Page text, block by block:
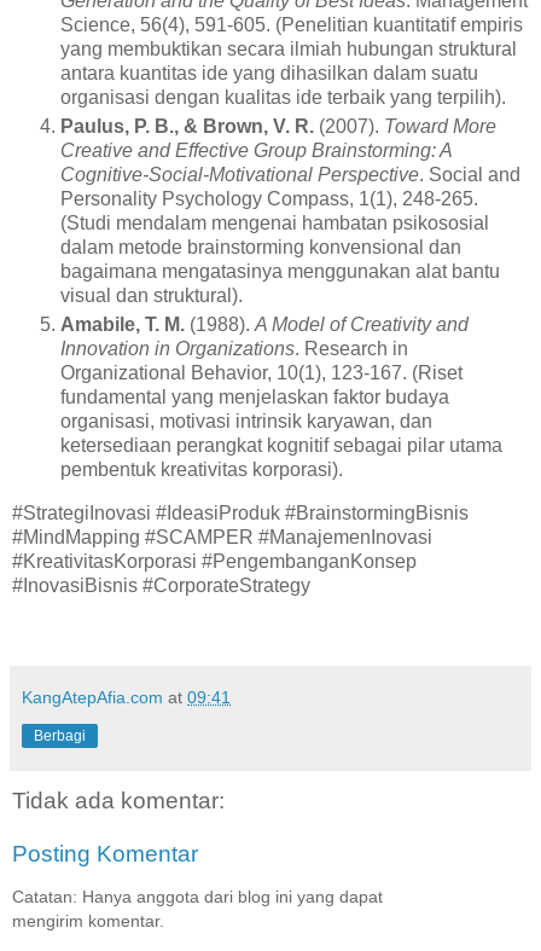
Science, 56(4), 591-605. (Penelitian kuantitatif empiris
yang membuktikan secara ilmiah hubungan struktural
antara kuantitas ide yang dihasilkan dalam suatu
organisasi dengan kualitas ide terbaik yang terpilih).
Paulus, P. B., & Brown, V. R. (2007). Toward More
Creative and Effective Group Brainstorming: A
Cognitive-Social-Motivational Perspective. Social and
Personality Psychology Compass, 1(1), 248-265.
(Studi mendalam mengenai hambatan psikososial
dalam metode brainstorming konvensional dan
bagaimana mengatasinya menggunakan alat bantu
visual dan struktural).
Amabile, T. M. (1988). A Model of Creativity and
Innovation in Organizations. Research in
Organizational Behavior, 10(1), 123-167. (Riset
fundamental yang menjelaskan faktor budaya
organisasi, motivasi intrinsik karyawan, dan
ketersediaan perangkat kognitif sebagai pilar utama
pembentuk kreativitas korporasi).
#StrategiInovasi #IdeasiProduk #BrainstormingBisnis
#MindMapping #SCAMPER #ManajemenInovasi
#KreativitasKorporasi #PengembanganKonsep
#InovasiBisnis #CorporateStrategy
KangAtepAfia.com at 09:41
Berbagi
Tidak ada komentar:
Posting Komentar
Catatan: Hanya anggota dari blog ini yang dapat
mengirim komentar.